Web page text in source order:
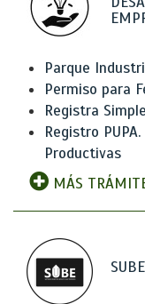
Parque
Permiso para
Registra Simple
Registro
Productivas
MÁS
SUBE